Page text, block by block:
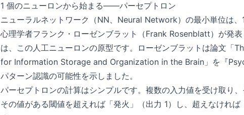
1 個のニューロンから始まる——パーセプトロン
ニューラルネットワーク（NN、Neural Network）の最小単位は、
心理学者フランク・ローゼンブラット（Frank Rosenblatt）が発
は、この人工ニューロンの原型です。ローゼンブラットは論文
for Information Storage and Organization in the Brain」を『
パターン認識の可能性を示しました。
パーセプトロンの計算はシンプルです。複数の入力値を受け取り
その値がある閾値を超えれば「発火」（出力 1）し、超えなけれ